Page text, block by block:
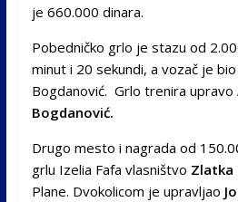
je 660.000 dinara.
Pobedničko grlo je stazu od
minut i 20 sekundi, a vozač je
Bogdanović. Grlo trenira upravo
Bogdanović.
Drugo mesto i nagrada od
grlu Izelia Fafa vlasništvo Zlatka
Plane. Dvokolicom je upravljao